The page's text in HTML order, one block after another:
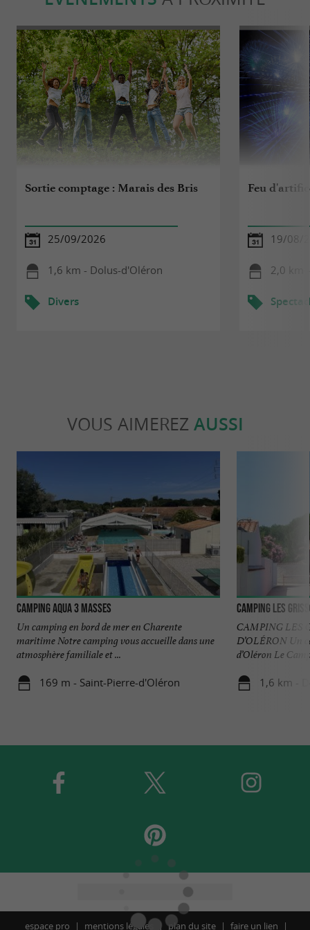
Sortie comptage : Marais des Bris
25/09/2026
1,6 km - Dolus-d'Oléron
Divers
Feu
19/08/
2,0 km
VOUS AIMEREZ AUSSI
Camping Aqua 3 Masses
Un camping en bord de mer en Charente
maritime Notre camping vous accueille dans une
atmosphère familiale et ...
169 m - Saint-Pierre-d'Oléron
Camping Les
CAMPING LES
D’OLÉRON Un
d’Oléron Le
1,6 km -
espace pro mentions légales plan du site faire un lien